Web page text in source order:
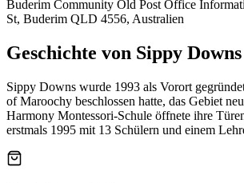
Buderim Community Old Post Office
St, Buderim QLD 4556, Australien
Geschichte von Sippy Downs
Sippy Downs wurde 1993 als Vorort
of Maroochy beschlossen hatte, das Gebiet
Harmony Montessori-Schule öffnete ihre
erstmals 1995 mit 13 Schülern und einem